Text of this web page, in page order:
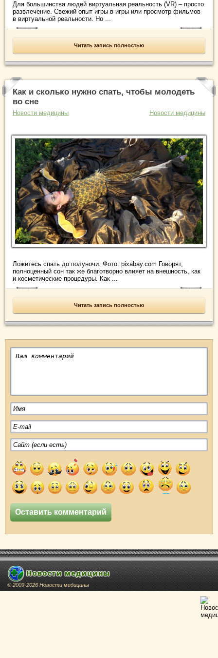
Для большинства людей виртуальная реальность (VR) – просто
развлечение. Свежий опыт игры в игры или просмотр фильмов
в виртуальной реальности. Но ...
Читать запись полностью
Как и сколько нужно спать, чтобы молодеть
во сне
Новости медицины Новости медицины
Ложитесь спать до полуночи. Фото: pixabay.com Говорят,
полноценный сон так же благотворно влияет на внешность, как
и косметические процедуры. Как ...
Читать запись полностью
© 2009-2026 Новости медицины